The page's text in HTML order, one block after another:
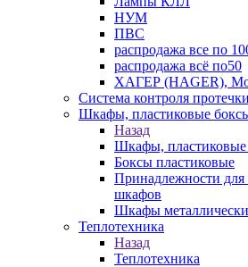
НУМ
ПВС
распродажа все по
распродажа всё по50
ХАГЕР (HAGER),
Система контроля
Шкафы, пластиковые
Назад
Шкафы, пластиковые
Боксы пластиковые
Принадлежности для
шкафов
Шкафы
Теплотехника
Назад
Теплотехника